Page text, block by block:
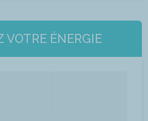
ÉNERGIE